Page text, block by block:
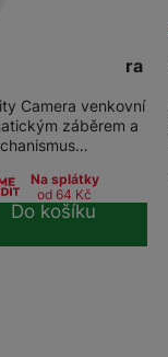
Camera
Camera venkovní
záběrem a
Na splátky
od 64 Kč
Do košíku